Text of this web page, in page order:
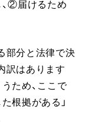
②届けるため
部分と法律で決
訳はあります
ため、ここで
根拠がある」